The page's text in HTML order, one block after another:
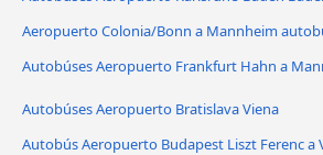
Aeropuerto Colonia/Bonn a Mannheim
Autobúses Aeropuerto Frankfurt Hahn a
Autobúses Aeropuerto Bratislava Viena
Autobús Aeropuerto Budapest Liszt Ferenc a